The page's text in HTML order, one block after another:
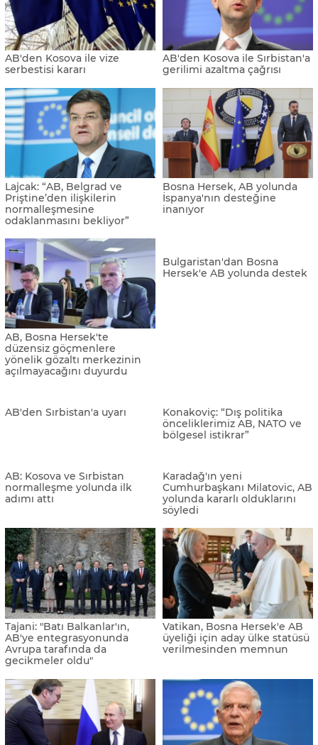
AB'den Kosova ile vize
serbestisi kararı
AB'den Kosova ile Sırbistan'a
gerilimi azaltma çağrısı
Lajcak: “AB, Belgrad ve
Priştine’den ilişkilerin
normalleşmesine
odaklanmasını bekliyor”
Bosna Hersek, AB yolunda
İspanya'nın desteğine
inanıyor
AB, Bosna Hersek'te
düzensiz göçmenlere
yönelik gözaltı merkezinin
açılmayacağını duyurdu
AB'den Sırbistan'a uyarı
Konakoviç: “Dış politika
önceliklerimiz AB, NATO ve
bölgesel istikrar”
AB: Kosova ve Sırbistan
normalleşme yolunda ilk
adımı attı
Karadağ'ın yeni
Cumhurbaşkanı Milatovic, AB
yolunda kararlı olduklarını